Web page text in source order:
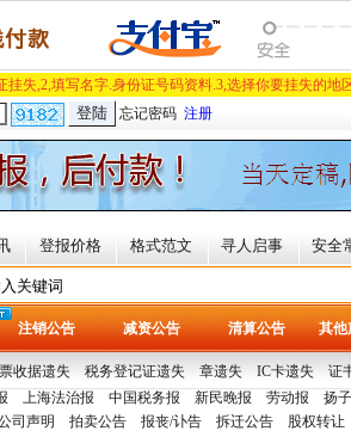
失,2,填写名字.身份证号码资料.3,选择你要挂失的
忘记密码 注册
登报价格 格式范文 寻人启事 安全
注销公告 减资公告 清算公告 其他
收据遗失 税务登记证遗失 章遗失 IC卡遗失 证
上海法治报 中国税务报 新民晚报 劳动报 扬
司声明 拍卖公告 报丧/讣告 拆迁公告 股权转让